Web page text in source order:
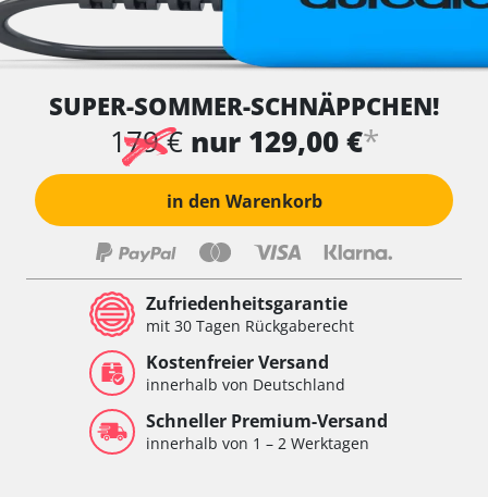
SUPER-SOMMER-SCHNÄPPCHEN!
179 € nur 129,00 €*
in den Warenkorb
Zufriedenheitsgarantie
mit 30 Tagen Rückgaberecht
Kostenfreier Versand
innerhalb von Deutschland
Schneller Premium-Versand
innerhalb von 1 – 2 Werktagen